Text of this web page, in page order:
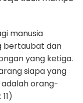
manusia
bertaubat dan
yang ketiga.
siapa yang
orang-